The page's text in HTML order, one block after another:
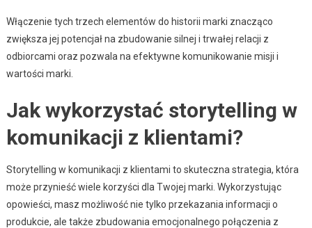
Włączenie tych trzech elementów do historii marki znacząco
zwiększa jej potencjał na zbudowanie silnej i trwałej relacji z
odbiorcami oraz pozwala na efektywne komunikowanie misji i
wartości marki.
Jak wykorzystać storytelling w
komunikacji z klientami?
Storytelling w komunikacji z klientami to skuteczna strategia, która
może przynieść wiele korzyści dla Twojej marki. Wykorzystując
opowieści, masz możliwość nie tylko przekazania informacji o
produkcie, ale także zbudowania emocjonalnego połączenia z